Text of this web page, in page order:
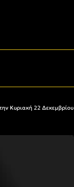
Κυριακή 22 Δεκεμβρίου